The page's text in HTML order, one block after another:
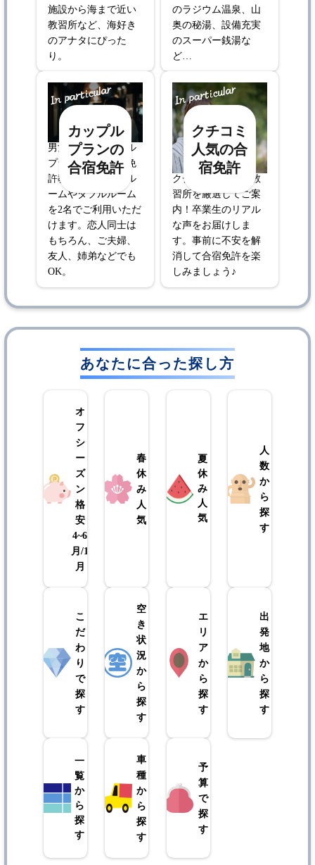
施設から海まで近い
教習所など、海好き
のアナタにぴった
り。
のラジウム温泉、山
奥の秘湯、設備充実
のスーパー銭湯な
ど…
カップル
プランの
合宿免許
男女同室のカップル
プランがある合宿免
許教習所。ツインル
ームやダブルルーム
を2名でご利用いただ
けます。恋人同士は
もちろん、ご夫婦、
友人、姉弟などでも
OK。
クチコミ
人気の合
宿免許
クチコミで人気の教
習所を厳選してご案
内！卒業生のリアル
な声をお届けしま
す。事前に不安を解
消して合宿免許を楽
しみましょう♪
あなたに合った探し方
オ
フ
シ
ー
ズ
ン
格
安
4~6
月/10~12
月
春
休
み
人
気
夏
休
み
人
気
人
数
か
ら
探
す
こ
だ
わ
り
で
探
す
空
き
状
況
か
ら
探
す
エ
リ
ア
か
ら
探
す
出
発
地
か
ら
探
す
一
覧
か
ら
探
す
車
種
か
ら
探
す
予
算
で
探
す